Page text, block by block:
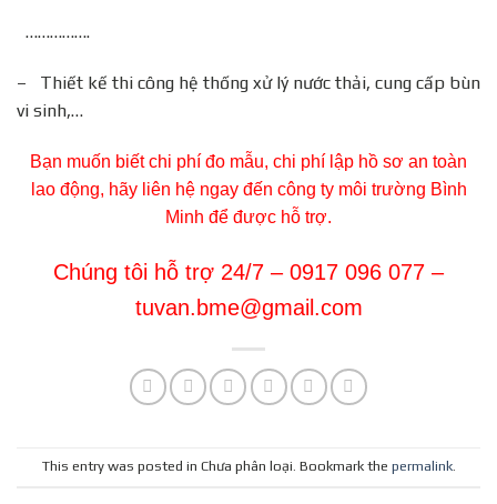
…………….
– Thiết kế thi công hệ thống xử lý nước thải, cung cấp bùn
vi sinh,…
Bạn muốn biết chi phí đo mẫu, chi phí lập hồ sơ an toàn
lao động, hãy liên hệ ngay đến công ty môi trường Bình
Minh để được hỗ trợ.
Chúng tôi hỗ trợ 24/7 – 0917 096 077 –
tuvan.bme@gmail.com
This entry was posted in Chưa phân loại. Bookmark the permalink.